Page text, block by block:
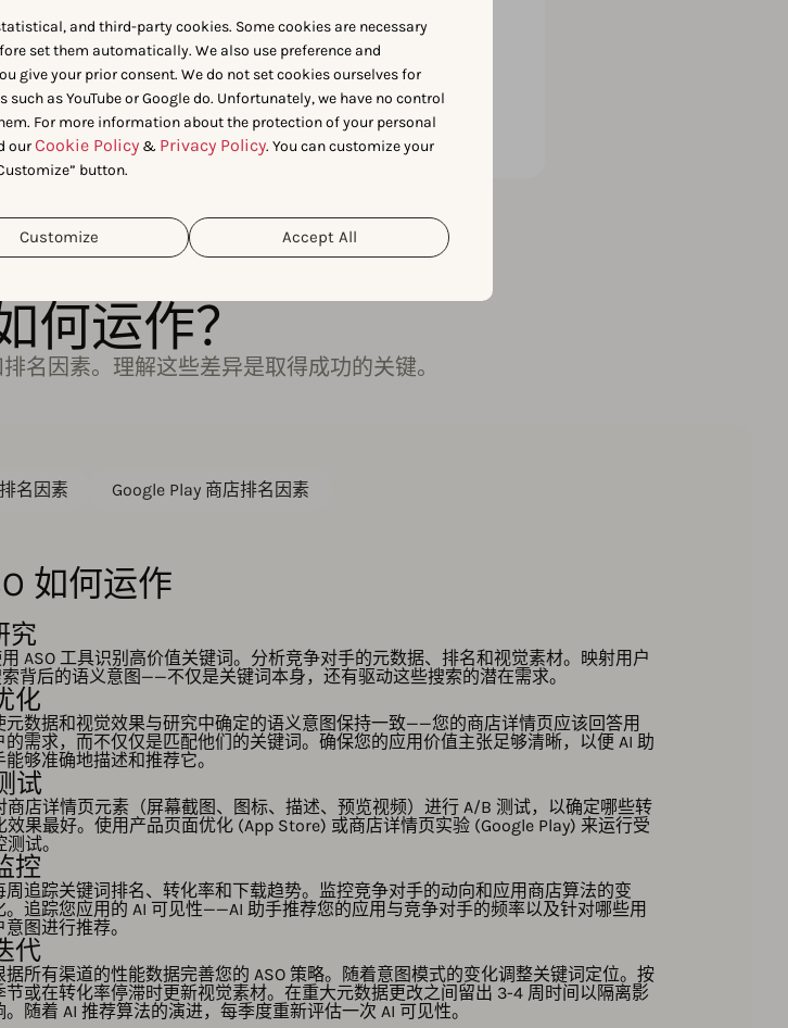
and third-party cookies. Some cookies are necessary
set them automatically. We also use preference and
give your prior consent. We do not set cookies ourselves for
as YouTube or Google do. Unfortunately, we have no control
For more information about the protection of your personal
ourCookie Policy & Privacy Policy. You can customize your
button.
Customize Accept All
2025 ）。
过 200 万个应用（Statista, 2026），ASO 是在不增加
何运作？
名因素。理解这些差异是取得成功的关键。
名因素 Google Play 商店排名因素
如何运作
究
ASO 工具识别高价值关键词。分析竞争对手的元数据、排名和视觉素材。映射用户
背后的语义意图——不仅是关键词本身，还有驱动这些搜索的潜在需求。
化
元数据和视觉效果与研究中确定的语义意图保持一致——您的商店详情页应该回答用
的需求，而不仅仅是匹配他们的关键词。确保您的应用价值主张足够清晰，以便 AI 助
能够准确地描述和推荐它。
试
商店详情页元素（屏幕截图、图标、描述、预览视频）进行 A/B 测试，以确定哪些转
效果最好。使用产品页面优化 (App Store) 或商店详情页实验 (Google Play) 来运行受
测试。
控
周追踪关键词排名、转化率和下载趋势。监控竞争对手的动向和应用商店算法的变
。追踪您应用的 AI 可见性——AI 助手推荐您的应用与竞争对手的频率以及针对哪些用
意图进行推荐。
代
据所有渠道的性能数据完善您的 ASO 策略。随着意图模式的变化调整关键词定位。按
节或在转化率停滞时更新视觉素材。在重大元数据更改之间留出 3-4 周时间以隔离影
。随着 AI 推荐算法的演进，每季度重新评估一次 AI 可见性。